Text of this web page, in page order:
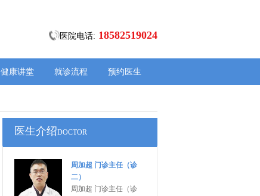
医院电话: 18582519024
健康讲堂 就诊流程 预约医生
医生介绍DOCTOR
周加超 门诊主任（诊
二）
周加超 门诊主任（诊